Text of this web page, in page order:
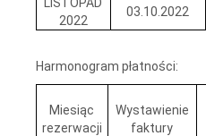
2022
03.10.2022
Harmonogram płatności:
Miesiąc
rezerwacji
Wystawienie
faktury